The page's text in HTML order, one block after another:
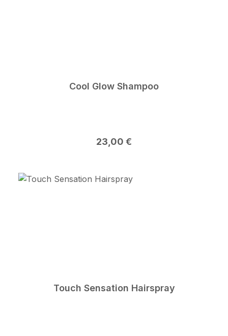
Cool Glow Shampoo
Regulärer Preis:
23,00 €
Touch Sensation Hairspray